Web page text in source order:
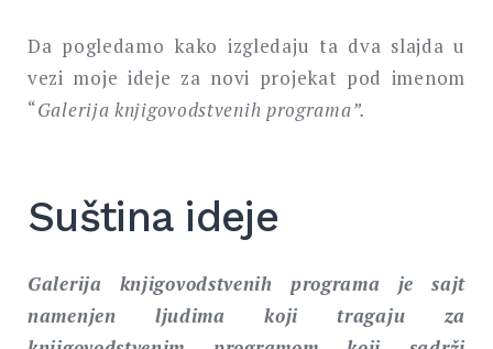
Da pogledamo kako izgledaju ta dva slajda u
vezi moje ideje za novi projekat pod imenom
“Galerija knjigovodstvenih programa”.
Suština ideje
Galerija knjigovodstvenih programa je sajt
namenjen ljudima koji tragaju za